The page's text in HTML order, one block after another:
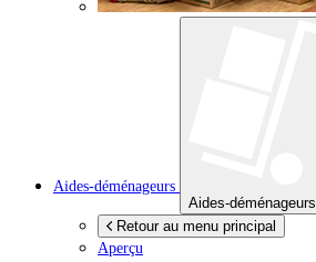
Aides-déménageurs
Aides-déménageurs
Retour au menu principal
Aperçu